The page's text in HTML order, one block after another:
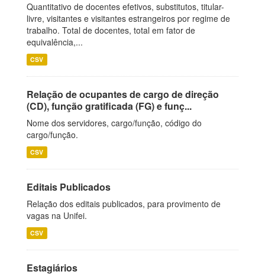
Quantitativo de docentes efetivos, substitutos, titular-
livre, visitantes e visitantes estrangeiros por regime de
trabalho. Total de docentes, total em fator de
equivalência,...
CSV
Relação de ocupantes de cargo de direção
(CD), função gratificada (FG) e funç...
Nome dos servidores, cargo/função, código do
cargo/função.
CSV
Editais Publicados
Relação dos editais publicados, para provimento de
vagas na Unifei.
CSV
Estagiários